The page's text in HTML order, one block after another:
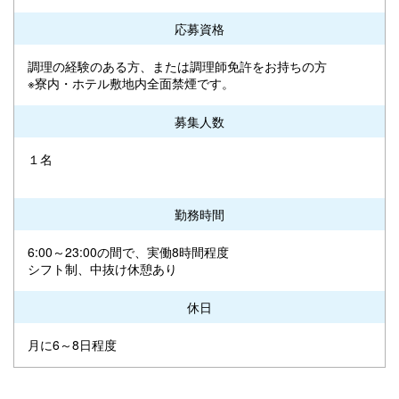
応募資格
調理の経験のある方、または調理師免許をお持ちの方
※寮内・ホテル敷地内全面禁煙です。
募集人数
１名
勤務時間
6:00～23:00の間で、実働8時間程度
シフト制、中抜け休憩あり
休日
月に6～8日程度